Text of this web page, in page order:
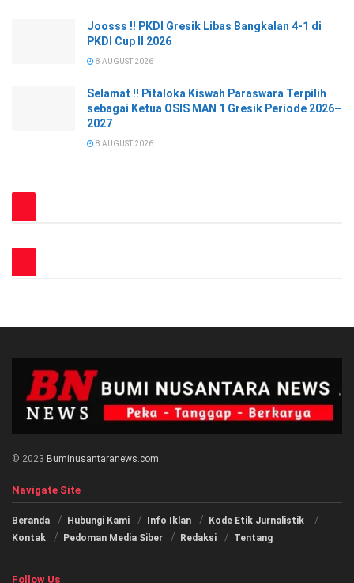
Joosss !! PKDI Gresik Libas Bangkalan 4-1 di
PKDI Cup II 2026
8 AUGUST 2026
Selamat !! Pitaloka Kiswah Paraswara Terpilih
sebagai Ketua OSIS MAN 1 Gresik Periode 2026–
2027
8 AUGUST 2026
© 2023 Buminusantaranews.com
Navigate Site
Beranda Hubungi Kami Info Iklan
Kode Etik Jurnalistik
Kontak
Pedoman Media Siber Redaksi Tentang
Follow Us